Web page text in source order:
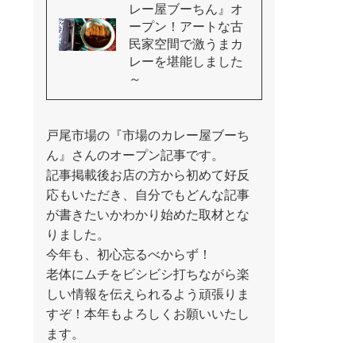
レー屋ブーちん』オ
ープン！アートな古
民家空間で激うまカ
レーを堪能しました
～
戸尾市場の『市場のカレー屋ブーち
ん』さんのオープン記事です。
記事掲載後お店の方から初めて好反
応もいただき、自分でもどんな記事
が書きたいかわかり始めた取材とな
りました。
今年も、初心忘るべからず！
老体にムチをビシビシ打ちながら楽
しい情報を伝えられるよう頑張りま
すぞ！本年もよろしくお願いいたし
ます。